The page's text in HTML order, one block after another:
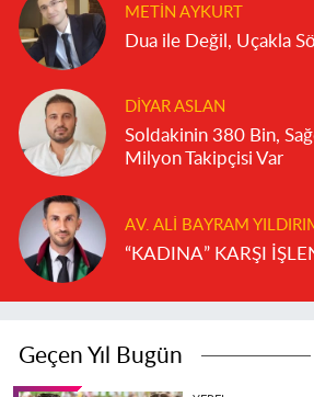
METIN AYKURT
Dua ile Değil, Uçakla
DIYAR ASLAN
Soldakinin 380 Bin,
Milyon Takipçisi Var
AV. ALI BAYRAM
“KADINA” KARŞI
Geçen Yıl Bugün